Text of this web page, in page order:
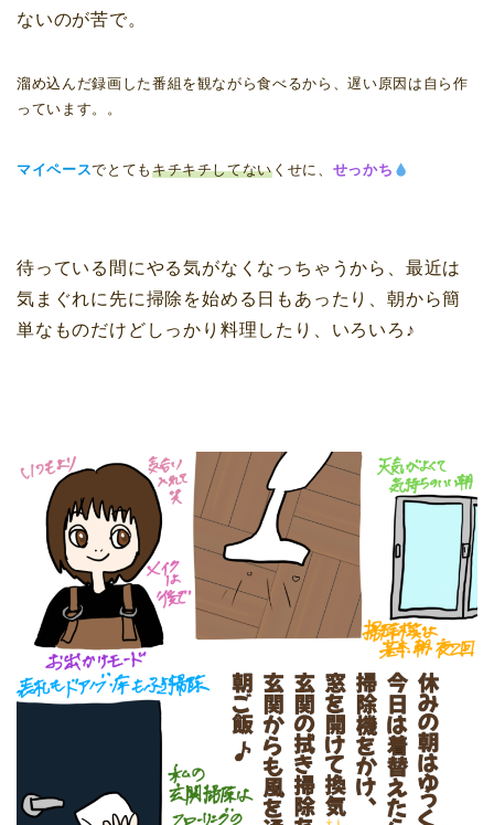
ないのが苦で。
溜め込んだ録画した番組を観ながら食べるから、遅い原因は自ら作
っています。。
マイペースでとても キチキチしてない くせに、 せっかち
待っている間にやる気がなくなっちゃうから、最近は
気まぐれに先に掃除を始める日もあったり、朝から簡
単なものだけどしっかり料理したり、いろいろ♪